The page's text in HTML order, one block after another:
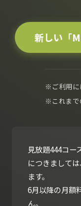
新しい「
※ご利用に
※これまで
見放題444コー
につきまして
ます。
6月以降の月額
ん。